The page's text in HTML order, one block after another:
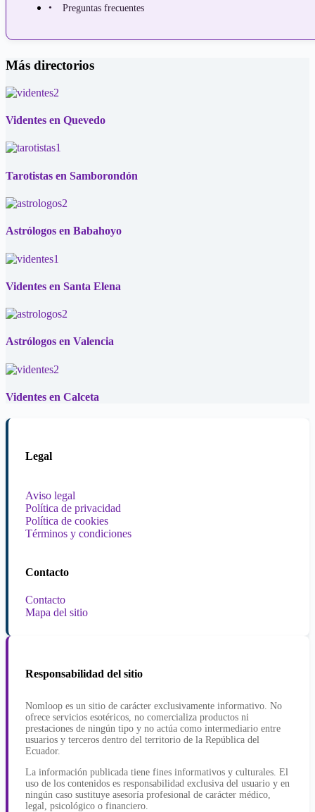
Preguntas frecuentes
Más directorios
Videntes en Quevedo
Tarotistas en Samborondón
Astrólogos en Babahoyo
Videntes en Santa Elena
Astrólogos en Valencia
Videntes en Calceta
Legal
Aviso legal
Política de privacidad
Política de cookies
Términos y condiciones
Contacto
Contacto
Mapa del sitio
Responsabilidad del sitio
Nomloop es un sitio de carácter exclusivamente informativo. No
ofrece servicios esotéricos, no comercializa productos ni
prestaciones de ningún tipo y no actúa como intermediario entre
usuarios y terceros dentro del territorio de la República del
Ecuador.
La información publicada tiene fines informativos y culturales. El
uso de los contenidos es responsabilidad exclusiva del usuario y en
ningún caso sustituye asesoría profesional de carácter médico,
legal, psicológico o financiero.